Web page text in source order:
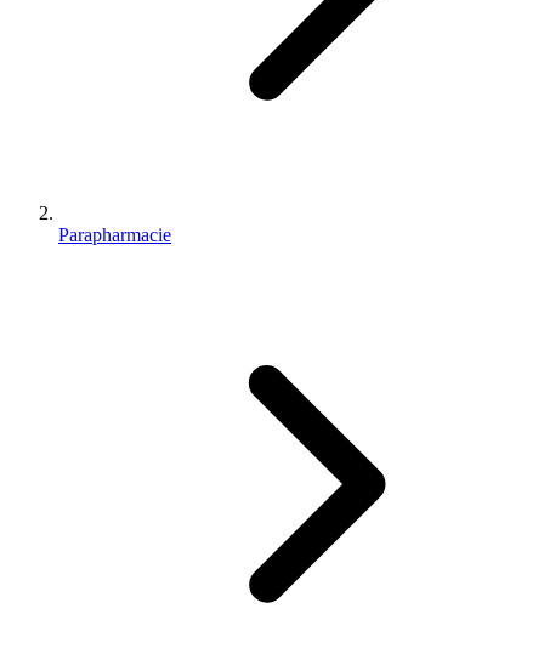
Parapharmacie